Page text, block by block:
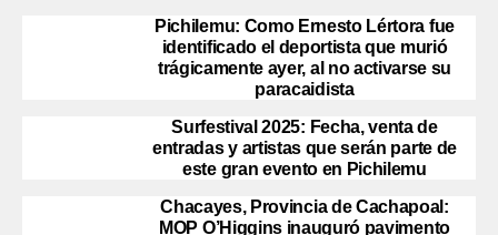
Pichilemu: Como Ernesto Lértora fue
identificado el deportista que murió
trágicamente ayer, al no activarse su
paracaidista
Surfestival 2025: Fecha, venta de
entradas y artistas que serán parte de
este gran evento en Pichilemu
Chacayes, Provincia de Cachapoal:
MOP O’Higgins inauguró pavimento